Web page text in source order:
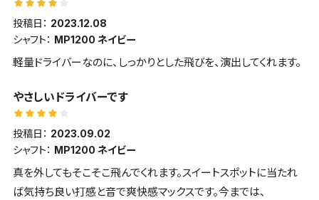
投稿日： 2023.12.08
シャフト： MP1200 ネイビー
軽量ドライバーなのに、しっかりとした飛びを、演出してくれます。
やさしいドライバーです
投稿日： 2023.09.02
シャフト： MP1200 ネイビー
真を外してもそこそこ飛んでくれます。スイートスポットに当たれ
ば気持ち良い打感と音で爽快感マックスです。今までは、